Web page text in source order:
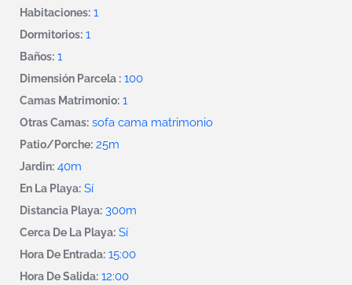
Habitaciones: 1
Dormitorios: 1
Baños: 1
Dimensión Parcela : 100
Camas Matrimonio: 1
Otras Camas: sofa cama matrimonio
Patio/Porche: 25m
Jardin: 40m
En La Playa: Sí
Distancia Playa: 300m
Cerca De La Playa: Sí
Hora De Entrada: 15:00
Hora De Salida: 12:00